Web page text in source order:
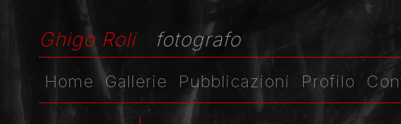
Ghigo Roli fotografo
Home Gallerie Pubblicazioni Profilo